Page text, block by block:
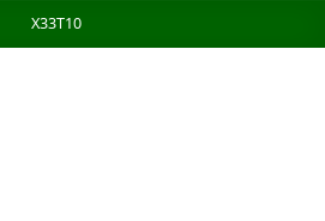
X33T10